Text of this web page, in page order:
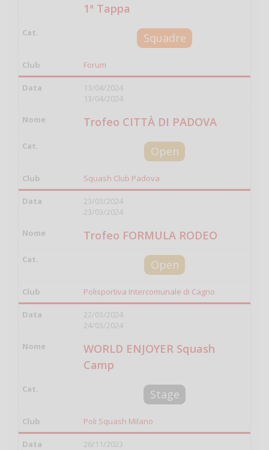
1ª Tappa
Squadre
Forum
13/04/2024
13/04/2024
Trofeo CITTÀ DI PADOVA
Open
Squash Club Padova
23/03/2024
23/03/2024
Trofeo FORMULA RODEO
Open
Polisportiva Intercomunale di Cagno
22/03/2024
24/03/2024
WORLD ENJOYER Squash
Camp
Stage
Poli Squash Milano
26/11/2023